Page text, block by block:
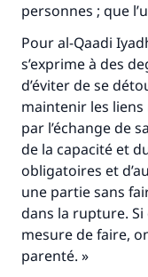
personnes ; que
Pour al-Qaadi
s’exprime à des
d’éviter de se
maintenir les
par l’échange de
de la capacité et
obligatoires et
une partie sans
dans la rupture. Si
mesure de faire,
parenté. »